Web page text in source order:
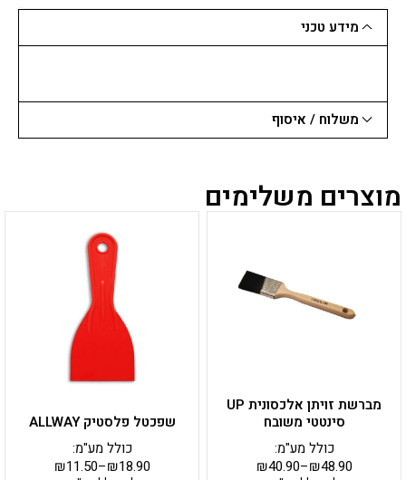
מידע טכני
משלוח / איסוף
מוצרים משלימים
מברשת זויתן אלכסונית UP
סינטטי משובח
₪40.90–₪48.90
כולל מע"מ:
מספר
סוגים.
המוצר
שפכטל פלסטיק ALLWAY
₪11.50–₪18.90
כולל מע"מ:
זה
יש
מספר
סוגים.
ניתן
לבחור
האפשרויות